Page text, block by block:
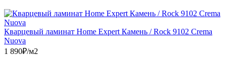
Кварцевый ламинат Home Expert Камень / Rock 9102 Crema
Nuova
1 890₽/м2